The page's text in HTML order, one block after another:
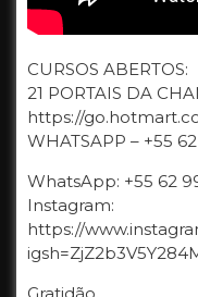
CURSOS ABERTOS:
21 PORTAIS DA
https://
WHATSAPP – +55
WhatsApp: +55 62
Instagram:
https://